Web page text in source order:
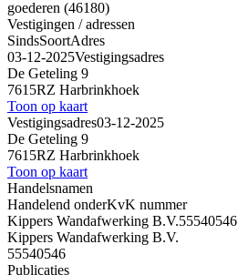
goederen (46180)
Vestigingen / adressen
SindsSoortAdres
03-12-2025Vestigingsadres
De Geteling 9
7615RZ Harbrinkhoek
Toon op kaart
Vestigingsadres03-12-2025
De Geteling 9
7615RZ Harbrinkhoek
Toon op kaart
Handelsnamen
Handelend onderKvK nummer
Kippers Wandafwerking B.V.55540546
Kippers Wandafwerking B.V.
55540546
Publicaties